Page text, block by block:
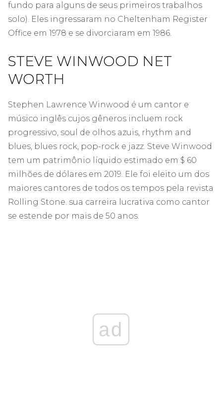
fundo para alguns de seus primeiros trabalhos
solo). Eles ingressaram no Cheltenham Register
Office em 1978 e se divorciaram em 1986.
STEVE WINWOOD NET
WORTH
Stephen Lawrence Winwood é um cantor e
músico inglês cujos gêneros incluem rock
progressivo, soul de olhos azuis, rhythm and
blues, blues rock, pop-rock e jazz. Steve Winwood
tem um patrimônio líquido estimado em $ 60
milhões de dólares em 2019. Ele foi eleito um dos
maiores cantores de todos os tempos pela revista
Rolling Stone. sua carreira lucrativa como cantor
se estende por mais de 50 anos.
ad